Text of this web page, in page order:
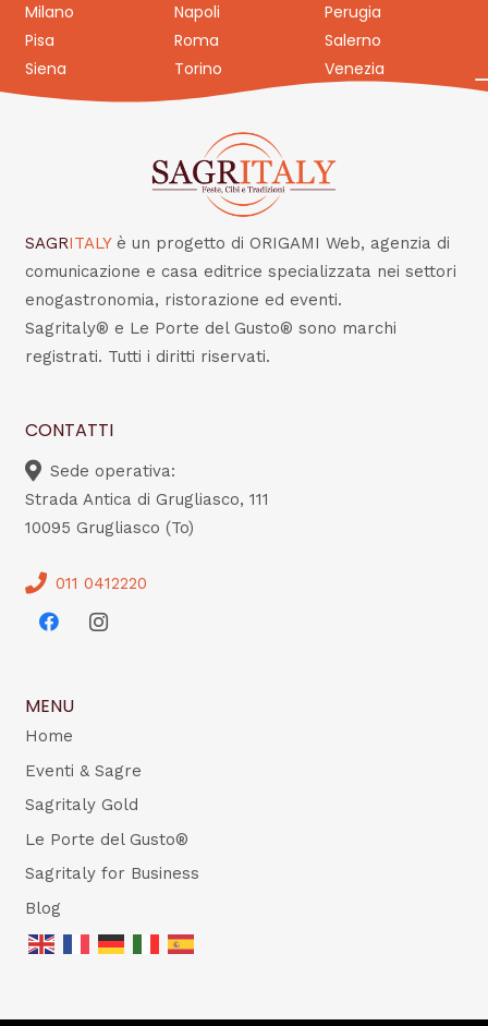
Milano
Napoli
Perugia
Pisa
Roma
Salerno
Siena
Torino Venezia
SAGRITALY è un progetto di ORIGAMI Web, agenzia di
comunicazione e casa editrice specializzata nei settori
enogastronomia, ristorazione ed eventi.
Sagritaly® e Le Porte del Gusto® sono marchi
registrati. Tutti i diritti riservati.
CONTATTI
Sede operativa:
Strada Antica di Grugliasco, 111
10095 Grugliasco (To)
011 0412220
MENU
Home
Eventi & Sagre
Sagritaly Gold
Le Porte del Gusto®
Sagritaly for Business
Blog